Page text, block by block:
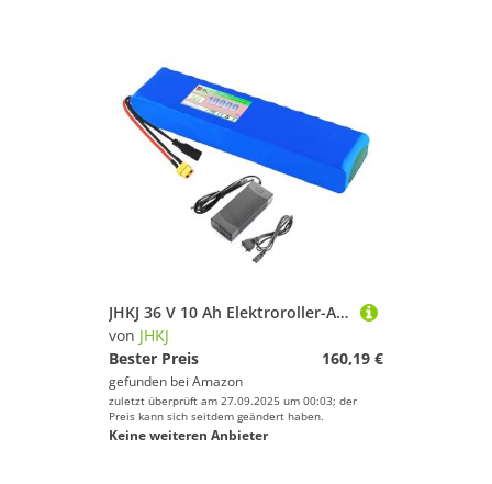
JHKJ 36 V 10 Ah Elektroroller-Akku 36 Volt 10 Ah Power Lithium-Akkupack mit Ladegerät PVC-Lithium-Batterien für 360-W-Motor-Kits,Xt60 36v10ah
von JHKJ
Bester Preis
160,19 €
gefunden bei Amazon
zuletzt überprüft am 27.09.2025 um 00:03; der
Preis kann sich seitdem geändert haben.
Keine weiteren Anbieter